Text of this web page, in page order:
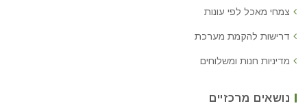
צמחי מאכל לפי עונות
דרישות להקמת מערכת
מדיניות חנות ומשלוחים
נושאים מרכזיים